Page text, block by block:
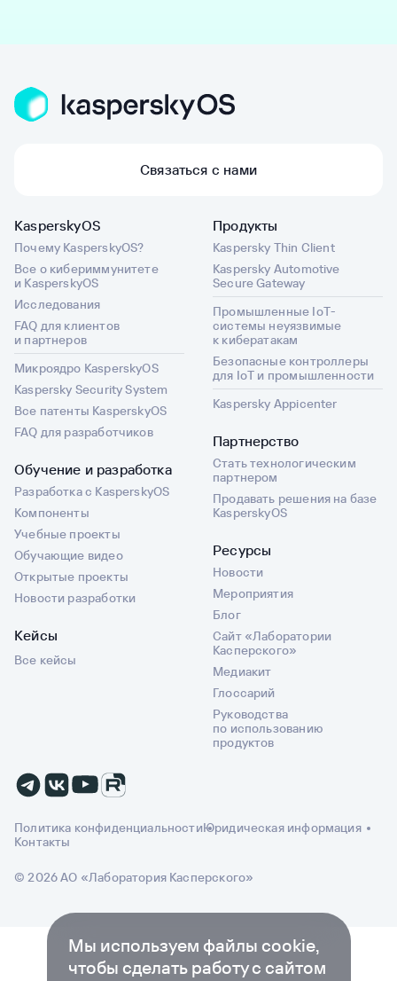
Связаться с нами
KasperskyOS
Почему KasperskyOS?
Все о кибериммунитете
и KasperskyOS
Исследования
FAQ для клиентов
и партнеров
Микроядро KasperskyOS
Kaspersky Security System
Все патенты KasperskyOS
FAQ для разработчиков
Обучение и разработка
Разработка с KasperskyOS
Компоненты
Учебные проекты
Обучающие видео
Открытые проекты
Новости разработки
Кейсы
Все кейсы
Продукты
Kaspersky Thin Client
Kaspersky Automotive
Secure Gateway
Промышленные IoT-
системы неуязвимые
к кибератакам
Безопасные контроллеры
для IoT и промышленности
Kaspersky Appicenter
Партнерство
Стать технологическим
партнером
Продавать решения на базе
KasperskyOS
Ресурсы
Новости
Мероприятия
Блог
Сайт «Лаборатории
Касперского»
Медиакит
Глоссарий
Руководства
по использованию
продуктов
© 2026 АО «Лаборатория Касперского»
Политика конфиденциальностиЮридическая информация
Контакты
Мы используем файлы cookie,
чтобы сделать работу с сайтом